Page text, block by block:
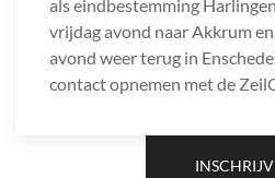
als eindbestemming
vrijdag avond naar Akkrum
avond weer terug in
contact opnemen met de